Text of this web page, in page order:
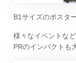
B1サイズのポスタ
様々なイベントな
PRのインパクトも